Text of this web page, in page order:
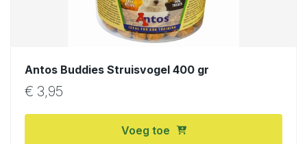
Antos Buddies Struisvogel 400 gr
€ 3,95
Voeg toe